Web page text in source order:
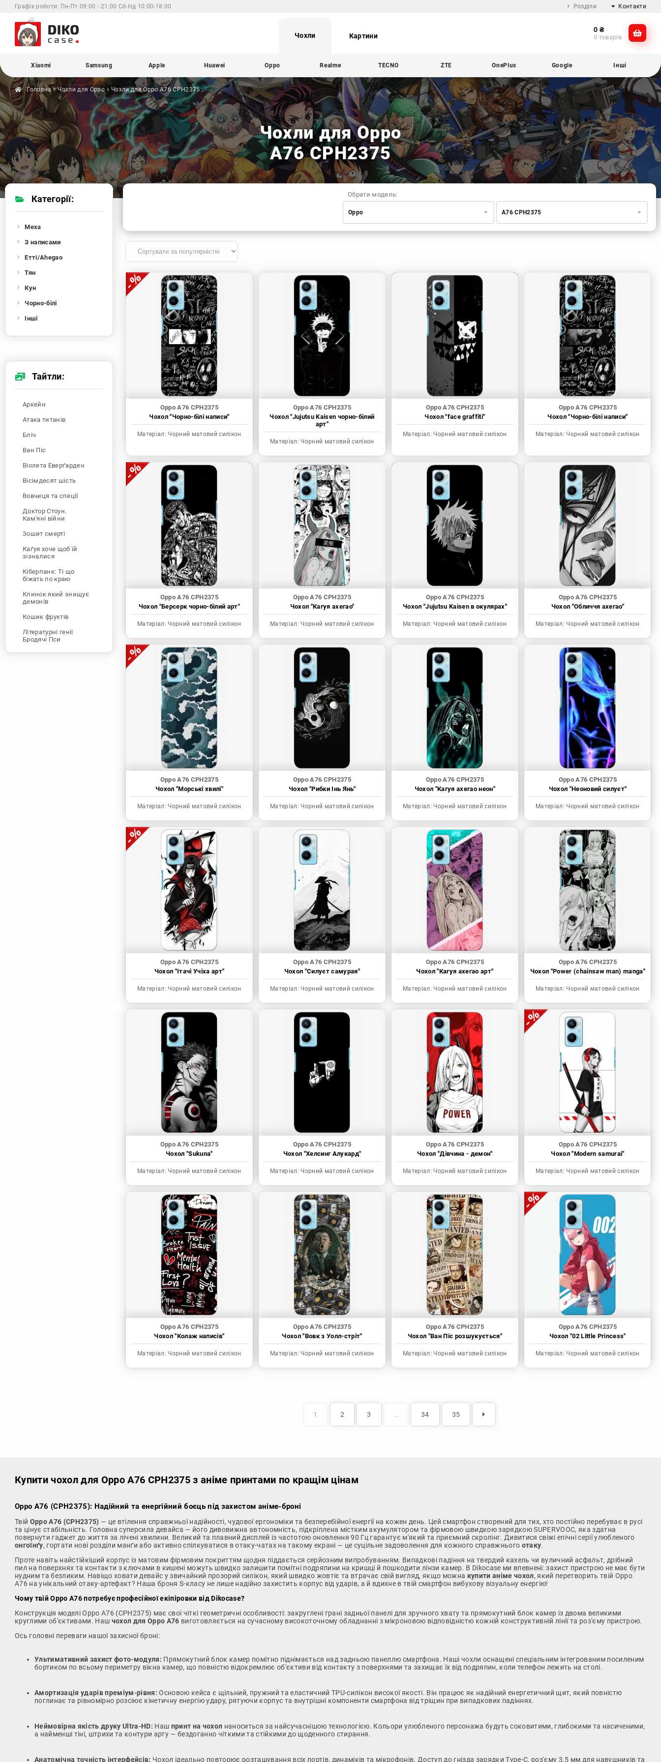
Графік роботи: Пн-Пт 09:00 - 21:00 Сб-Нд 10:00-18:00 Розділи Контакти
@dikocase
Чохли Картини
0 ₴
0 товарів
Xiaomi Samsung Apple Huawei Oppo Realme TECNO ZTE OnePlus Google Інші
Головна Чохли для Oppo Чохли для OppoA76 CPH2375
Чохли для Oppo
A76 CPH2375
Обрати модель:
Oppo
Samsung
Infinix
Sony
Motorola
A76 CPH2375
Oppo A76 CPH2375
Чохол "Чорно-білі написи"
Матеріал: Чорний матовий силікон
Oppo A76 CPH2375
Чохол "Jujutsu Kaisen чорно-білий
арт"
Матеріал: Чорний матовий силікон
Oppo A76 CPH2375
Чохол "face graffiti"
Матеріал: Чорний матовий силікон
Oppo A76 CPH2375
Чохол "Чорно-білі написи"
Матеріал: Чорний матовий силікон
Oppo A76 CPH2375
Чохол "Берсерк чорно-білий арт"
Матеріал: Чорний матовий силікон
Oppo A76 CPH2375
Чохол "Кагуя ахегао"
Матеріал: Чорний матовий силікон
Oppo A76 CPH2375
Чохол "Jujutsu Kaisen в окулярах"
Матеріал: Чорний матовий силікон
Oppo A76 CPH2375
Чохол "Обличчя ахегао"
Матеріал: Чорний матовий силікон
Oppo A76 CPH2375
Чохол "Морські хвилі"
Матеріал: Чорний матовий силікон
Oppo A76 CPH2375
Чохол "Рибки Інь Янь"
Матеріал: Чорний матовий силікон
Oppo A76 CPH2375
Чохол "Кагуя ахегао неон"
Матеріал: Чорний матовий силікон
Oppo A76 CPH2375
Чохол "Неоновий силуєт"
Матеріал: Чорний матовий силікон
Oppo A76 CPH2375
Чохол "Ітачі Учіха арт"
Матеріал: Чорний матовий силікон
Oppo A76 CPH2375
Чохол "Силуєт самурая"
Матеріал: Чорний матовий силікон
Oppo A76 CPH2375
Чохол "Кагуя ахегао арт"
Матеріал: Чорний матовий силікон
Oppo A76 CPH2375
Чохол "Power (chainsaw man) manga"
Матеріал: Чорний матовий силікон
Oppo A76 CPH2375
Чохол "Sukuna"
Матеріал: Чорний матовий силікон
Oppo A76 CPH2375
Чохол "Хелсинг Алукард"
Матеріал: Чорний матовий силікон
Oppo A76 CPH2375
Чохол "Дівчина - демон"
Матеріал: Чорний матовий силікон
Oppo A76 CPH2375
Чохол "Modern samurai"
Матеріал: Чорний матовий силікон
Oppo A76 CPH2375
Чохол "Колаж написів"
Матеріал: Чорний матовий силікон
Oppo A76 CPH2375
Чохол "Вовк з Уолл-стріт"
Матеріал: Чорний матовий силікон
Oppo A76 CPH2375
Чохол "Ван Піс розшукується"
Матеріал: Чорний матовий силікон
Oppo A76 CPH2375
Чохол "02 Little Princess"
Матеріал: Чорний матовий силікон
1 2 3 … 34 35
Категорії:
Меха
З написами
Етті/Ahegao
Тян
Кун
Чорно-білі
Інші
Тайтли:
Аркейн
Атака титанів
Бліч
Ван Піс
Віолета Еверґарден
Вісімдесят шість
Вовчиця та спеції
Доктор Стоун.
Кам'яні війни
Зошит смерті
Каґуя хоче щоб їй
зізналися
Кіберпанк: Ті що
біжать по краю
Клинок який знищує
демонів
Кошик фруктів
Літературні генії
Бродячі Пси
Людина-бензопила
Купити чохол для Oppo A76 CPH2375 з аніме принтами по кращім цінам
Oppo A76 (CPH2375): Надійний та енергійний боєць під захистом аніме-броні
Твій Oppo A76 (CPH2375) — це втілення справжньої надійності, чудової ергономіки та безперебійної енергії на кожен день. Цей смартфон створений для тих, хто постійно перебуває в русі
та цінує стабільність. Головна суперсила девайса — його дивовижна автономність, підкріплена містким акумулятором та фірмовою швидкою зарядкою SUPERVOOC, яка здатна
повернути гаджет до життя за лічені хвилини. Великий та плавний дисплей із частотою оновлення 90 Гц гарантує м'який та приємний скролінг. Дивитися свіжі епічні серії улюбленого
онгоїнґу, гортати нові розділи манґи або активно спілкуватися в отаку-чатах на такому екрані — це суцільне задоволення для кожного справжнього отаку.
Проте навіть найстійкіший корпус із матовим фірмовим покриттям щодня піддається серйозним випробуванням. Випадкові падіння на твердий кахель чи вуличний асфальт, дрібний
пил на поверхнях та контакти з ключами в кишені можуть швидко залишити помітні подряпини на кришці й пошкодити лінзи камер. В Dikocase ми впевнені: захист пристрою не має бути
нудним та безликим. Навіщо ховати девайс у звичайний прозорий силікон, який швидко жовтіє та втрачає свій вигляд, якщо можна купити аніме чохол, який перетворить твій Oppo
A76 на унікальний отаку-артефакт? Наша броня S-класу не лише надійно захистить корпус від ударів, а й вдихне в твій смартфон вибухову візуальну енергію!
Чому твій Oppo A76 потребує професійної екіпіровки від Dikocase?
Конструкція моделі Oppo A76 (CPH2375) має свої чіткі геометричні особливості: закруглені грані задньої панелі для зручного хвату та прямокутний блок камер із двома великими
круглими об'єктивами. Наш чохол для Oppo A76 виготовляється на сучасному високоточному обладнанні з мікроновою відповідністю кожній конструктивній лінії та роз'єму пристрою.
Ось головні переваги нашої захисної броні:
Ультимативний захист фото-модуля: Прямокутний блок камер помітно піднімається над задньою панеллю смартфона. Наші чохли оснащені спеціальним інтегрованим посиленим
бортиком по всьому периметру вікна камер, що повністю відокремлює об'єктиви від контакту з поверхнями та захищає їх від подряпин, коли телефон лежить на столі.
Амортизація ударів преміум-рівня: Основою кейса є щільний, пружний та еластичний TPU-силікон високої якості. Він працює як надійний енергетичний щит, який повністю
поглинає та рівномірно розсіює кінетичну енергію удару, рятуючи корпус та внутрішні компоненти смартфона від тріщин при випадкових падіннях.
Неймовірна якість друку Ultra-HD: Наш принт на чохол наноситься за найсучаснішою технологією. Кольори улюбленого персонажа будуть соковитими, глибокими та насиченими,
а найменші тіні, штрихи та контури арту — бездоганно чіткими та стійкими до щоденного стирання.
Анатомічна точність інтерфейсів: Чохол ідеально повторює розташування всіх портів, динаміків та мікрофонів. Доступ до гнізда зарядки Type-C, роз'єму 3.5 мм для навушників та